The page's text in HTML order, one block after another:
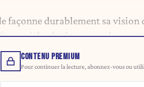
façonne durablement sa
réels plutôt que sur les
CONTENU PREMIUM
Pour continuer la lecture, abonnez-vous ou